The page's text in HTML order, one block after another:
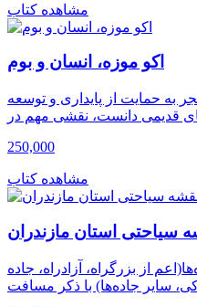
مشاهده کتاب
اکو موزه، انسان و بوم
به حمایت از پایداری و توسعه
250,000
مشاهده کتاب
سیاحتی استان مازندران
از بزرگراه، آزادراه، جاده